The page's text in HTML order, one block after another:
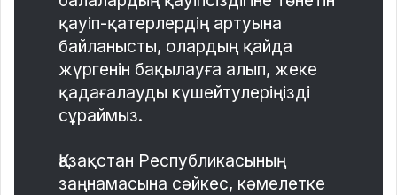
қауіп-қатерлердің артуына
байланысты, олардың қайда
жүргенін бақылауға алып, жеке
қадағалауды күшейтулеріңізді
сұраймыз.
Қазақстан Республикасының
заңнамасына сәйкес, кәмелетке